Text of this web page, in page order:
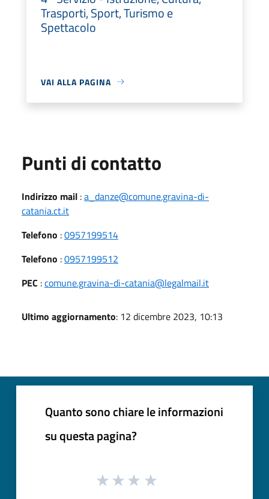
Trasporti, Sport, Turismo e
Spettacolo
VAI ALLA PAGINA
Punti di contatto
Indirizzo mail :a_danze@comune.gravina-di-
catania.ct.it
Telefono :0957199514
Telefono :0957199512
PEC :comune.gravina-di-catania@legalmail.it
Ultimo aggiornamento: 12 dicembre 2023, 10:13
Quanto sono chiare le informazioni
su questa pagina?